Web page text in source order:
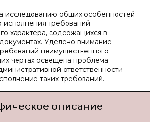
исследованию общих особенностей
исполнения требований
характера, содержащихся в
Уделено внимание
неимущественного
чертах освещена проблема
ответственности
таких требований.
описание